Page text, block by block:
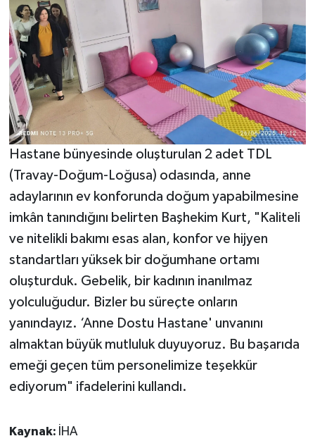
Hastane bünyesinde oluşturulan 2 adet TDL
(Travay-Doğum-Loğusa) odasında, anne
adaylarının ev konforunda doğum yapabilmesine
imkân tanındığını belirten Başhekim Kurt, "Kaliteli
ve nitelikli bakımı esas alan, konfor ve hijyen
standartları yüksek bir doğumhane ortamı
oluşturduk. Gebelik, bir kadının inanılmaz
yolculuğudur. Bizler bu süreçte onların
yanındayız. ‘Anne Dostu Hastane' unvanını
almaktan büyük mutluluk duyuyoruz. Bu başarıda
emeği geçen tüm personelimize teşekkür
ediyorum" ifadelerini kullandı.
Kaynak: İHA